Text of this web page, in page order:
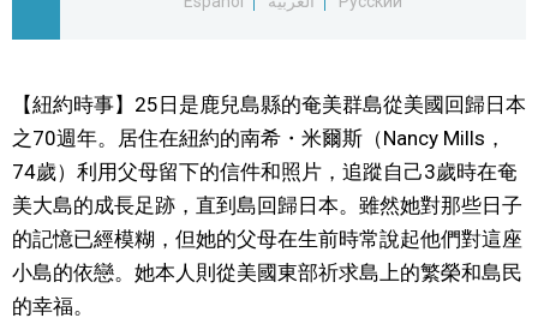
視覺日本
臺灣香港
更多
【紐約時事】25日是鹿兒島縣的奄美群島從美國回歸日本
之70週年。居住在紐約的南希・米爾斯（Nancy Mills，
74歲）利用父母留下的信件和照片，追蹤自己3歲時在奄
美大島的成長足跡，直到島回歸日本。雖然她對那些日子
的記憶已經模糊，但她的父母在生前時常說起他們對這座
小島的依戀。她本人則從美國東部祈求島上的繁榮和島民
的幸福。